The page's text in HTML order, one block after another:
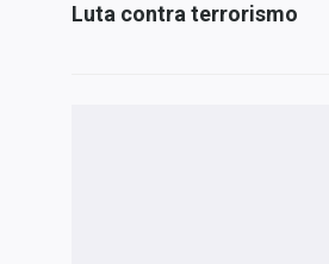
Luta contra terrorismo